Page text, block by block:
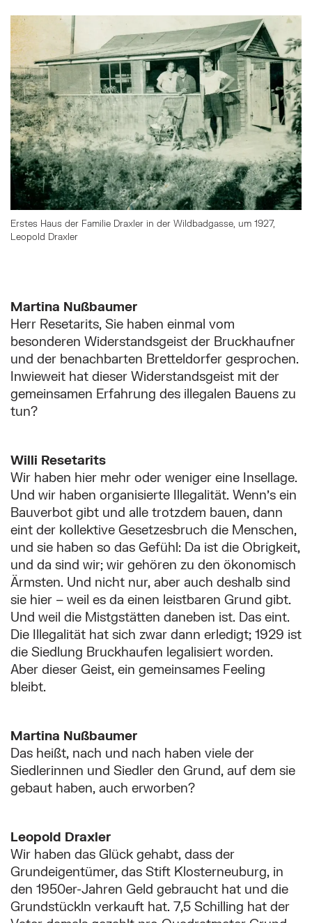
Überspringe den Bilder Slider
Erstes Haus der Familie Draxler in der Wildbadgasse, um 1927,
Leopold Draxler
Springe zum Anfang des Bilder Slider
Martina Nußbaumer
Herr Resetarits, Sie haben einmal vom
besonderen Widerstandsgeist der Bruckhaufner
und der benachbarten Bretteldorfer gesprochen.
Inwieweit hat dieser Widerstandsgeist mit der
gemeinsamen Erfahrung des illegalen Bauens zu
tun?
Willi Resetarits
Wir haben hier mehr oder weniger eine Insellage.
Und wir haben organisierte Illegalität. Wenn’s ein
Bauverbot gibt und alle trotzdem bauen, dann
eint der kollektive Gesetzesbruch die Menschen,
und sie haben so das Gefühl: Da ist die Obrigkeit,
und da sind wir; wir gehören zu den ökonomisch
Ärmsten. Und nicht nur, aber auch deshalb sind
sie hier – weil es da einen leistbaren Grund gibt.
Und weil die Mistgstätten daneben ist. Das eint.
Die Illegalität hat sich zwar dann erledigt; 1929 ist
die Siedlung Bruckhaufen legalisiert worden.
Aber dieser Geist, ein gemeinsames Feeling
bleibt.
Martina Nußbaumer
Das heißt, nach und nach haben viele der
Siedlerinnen und Siedler den Grund, auf dem sie
gebaut haben, auch erworben?
Leopold Draxler
Wir haben das Glück gehabt, dass der
Grundeigentümer, das Stift Klosterneuburg, in
den 1950er-Jahren Geld gebraucht hat und die
Grundstückln verkauft hat. 7,5 Schilling hat der